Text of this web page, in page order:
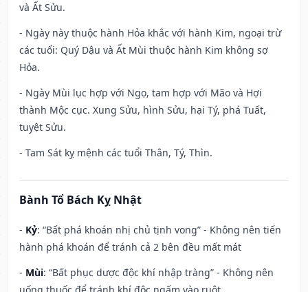
và Ất Sửu.
- Ngày này thuộc hành Hỏa khắc với hành Kim, ngoại trừ
các tuổi: Quý Dậu và Ất Mùi thuộc hành Kim không sợ
Hỏa.
- Ngày Mùi lục hợp với Ngọ, tam hợp với Mão và Hợi
thành Mộc cục. Xung Sửu, hình Sửu, hại Tý, phá Tuất,
tuyệt Sửu.
- Tam Sát kỵ mệnh các tuổi Thân, Tý, Thìn.
Bành Tổ Bách Kỵ Nhật
- Kỷ: “Bất phá khoán nhị chủ tịnh vong” - Không nên tiến
hành phá khoán để tránh cả 2 bên đều mất mát
- Mùi: “Bất phục dược độc khí nhập tràng” - Không nên